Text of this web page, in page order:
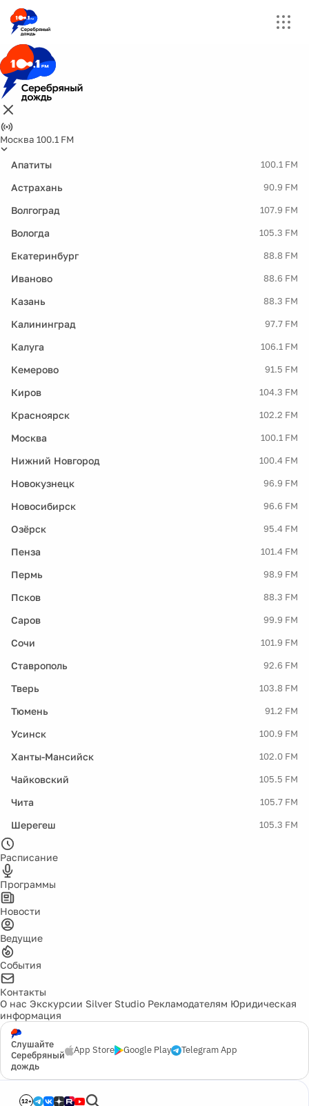
Москва 100.1 FM
Апатиты 100.1 FM
Астрахань 90.9 FM
Волгоград 107.9 FM
Вологда 105.3 FM
Екатеринбург 88.8 FM
Иваново 88.6 FM
Казань 88.3 FM
Калининград 97.7 FM
Калуга 106.1 FM
Кемерово 91.5 FM
Киров 104.3 FM
Красноярск 102.2 FM
Москва 100.1 FM
Нижний Новгород 100.4 FM
Новокузнецк 96.9 FM
Новосибирск 96.6 FM
Озёрск 95.4 FM
Пенза 101.4 FM
Пермь 98.9 FM
Псков 88.3 FM
Саров 99.9 FM
Сочи 101.9 FM
Ставрополь 92.6 FM
Тверь 103.8 FM
Тюмень 91.2 FM
Усинск 100.9 FM
Ханты-Мансийск 102.0 FM
Чайковский 105.5 FM
Чита 105.7 FM
Шерегеш 105.3 FM
Расписание
Программы
Новости
Ведущие
События
Контакты
О нас Экскурсии Silver Studio Рекламодателям Юридическая
информация
Слушайте
Серебряный
дождь
App Store Google Play Telegram App
12+